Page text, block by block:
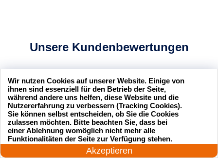
Unsere Kundenbewertungen
Service
und professionell.
zufrieden mit ihrer
Ich hatte mich ausgesperrt und
der Schlüsseldienst Service
hat mir innerhalb von 15
Minuten geholfen. Sehr
zuverlässig!
24 Stunden am Tag
Akzeptieren
Wir nutzen Cookies auf unserer Website. Einige von
ihnen sind essenziell für den Betrieb der Seite,
während andere uns helfen, diese Website und die
Nutzererfahrung zu verbessern (Tracking Cookies).
Sie können selbst entscheiden, ob Sie die Cookies
zulassen möchten. Bitte beachten Sie, dass bei
einer Ablehnung womöglich nicht mehr alle
Funktionalitäten der Seite zur Verfügung stehen.